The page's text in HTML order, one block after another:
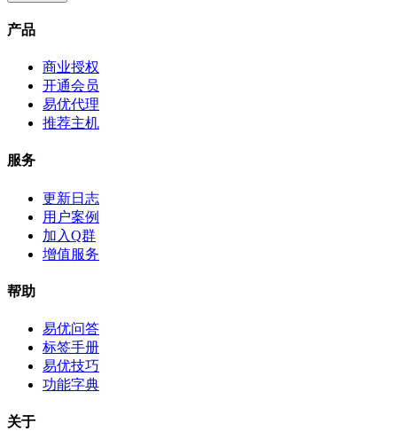
产品
商业授权
开通会员
易优代理
推荐主机
服务
更新日志
用户案例
加入Q群
增值服务
帮助
易优问答
标签手册
易优技巧
功能字典
关于